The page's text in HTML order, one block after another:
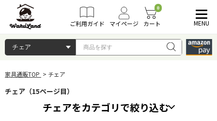
ご利用ガイド マイページ
0
カート MENU
家具通販TOP チェア
チェア（15ページ目）
チェアをカテゴリで絞り込む